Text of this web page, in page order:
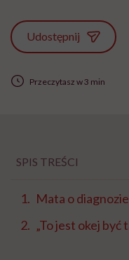
Udostępnij
Przeczytasz w 3 min
SPIS TREŚCI
Mata o
„To jest okej być